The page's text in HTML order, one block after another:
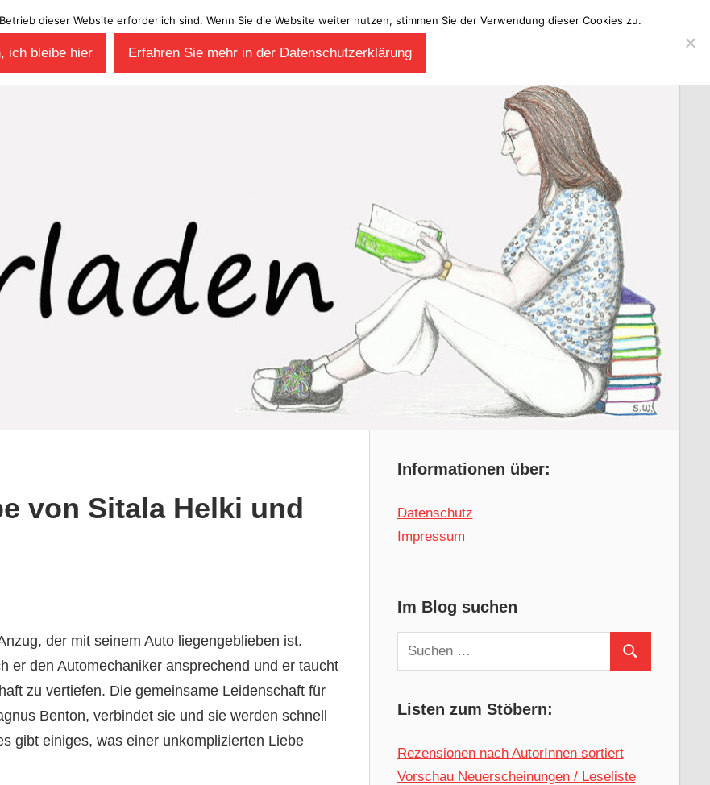
von Sitala Helki und
der mit seinem Auto liegengeblieben ist.
er den Automechaniker ansprechend und er taucht
zu vertiefen. Die gemeinsame Leidenschaft für
Benton, verbindet sie und sie werden schnell
gibt einiges, was einer unkomplizierten Liebe
Informationen über:
Datenschutz
Impressum
Im Blog suchen
Suchen
nach:
Suchen
Listen zum Stöbern:
Rezensionen nach AutorInnen sortiert
Vorschau Neuerscheinungen / Leseliste
dieser Website erforderlich sind. Wenn Sie die Website weiter nutzen, stimmen Sie der Verwendung dieser Cookies zu.
ich bleibe hier Erfahren Sie mehr in der Datenschutzerklärung